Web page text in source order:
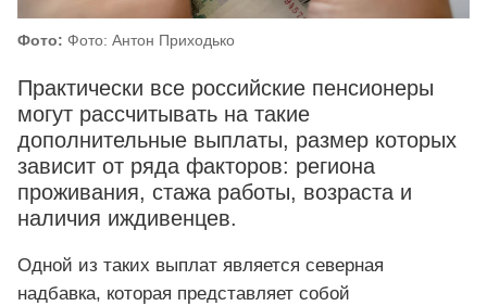
Фото: Фото: Антон Приходько
Практически все российские пенсионеры
могут рассчитывать на такие
дополнительные выплаты, размер которых
зависит от ряда факторов: региона
проживания, стажа работы, возраста и
наличия иждивенцев.
Одной из таких выплат является северная
надбавка, которая представляет собой